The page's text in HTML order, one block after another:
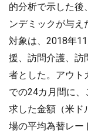
的分析で示した後
ンデミックが与え
対象は、2018年
援、訪問介護、訪
者とした。アウト
での24カ月間に
求した金額（米ド
場の平均為替レー